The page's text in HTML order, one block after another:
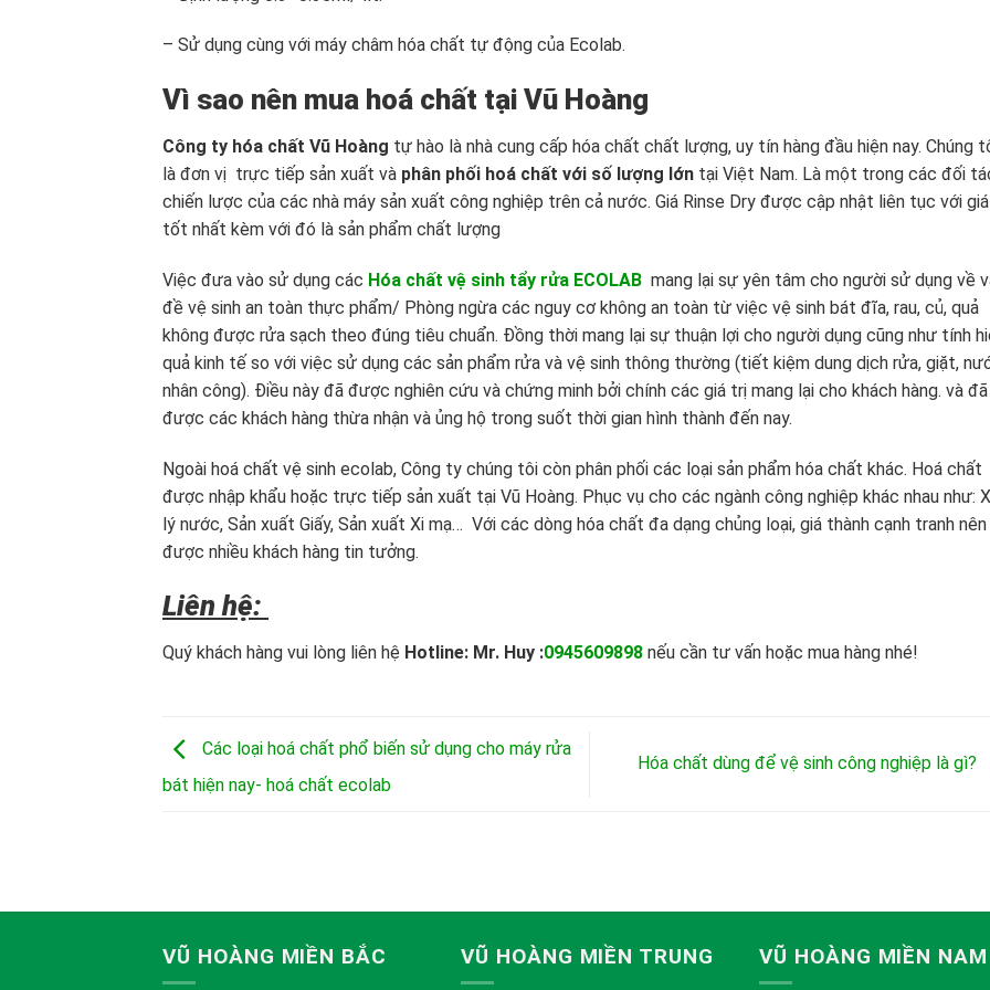
– Sử dụng cùng với máy châm hóa chất tự động của Ecolab.
Vì sao nên mua hoá chất tại Vũ Hoàng
Công ty hóa chất Vũ Hoàng tự hào là nhà cung cấp hóa chất chất lượng, uy tín hàng đầu hiện nay. Chúng
là đơn vị trực tiếp sản xuất và phân phối hoá chất với số lượng lớn tại Việt Nam. Là một trong các đối
chiến lược của các nhà máy sản xuất công nghiệp trên cả nước. Giá Rinse Dry được cập nhật liên tục với giá
tốt nhất kèm với đó là sản phẩm chất lượng
Việc đưa vào sử dụng các Hóa chất vệ sinh tẩy rửa ECOLAB mang lại sự yên tâm cho người sử dụng về
đề vệ sinh an toàn thực phẩm/ Phòng ngừa các nguy cơ không an toàn từ việc vệ sinh bát đĩa, rau, củ, quả
không được rửa sạch theo đúng tiêu chuẩn. Đồng thời mang lại sự thuận lợi cho người dụng cũng như tính
quả kinh tế so với việc sử dụng các sản phẩm rửa và vệ sinh thông thường (tiết kiệm dung dịch rửa, giặt,
nhân công). Điều này đã được nghiên cứu và chứng minh bởi chính các giá trị mang lại cho khách hàng. và đã
được các khách hàng thừa nhận và ủng hộ trong suốt thời gian hình thành đến nay.
Ngoài hoá chất vệ sinh ecolab, Công ty chúng tôi còn phân phối các loại sản phẩm hóa chất khác. Hoá chất
được nhập khẩu hoặc trực tiếp sản xuất tại Vũ Hoàng. Phục vụ cho các ngành công nghiệp khác nhau như:
lý nước, Sản xuất Giấy, Sản xuất Xi mạ… Với các dòng hóa chất đa dạng chủng loại, giá thành cạnh tranh nên
được nhiều khách hàng tin tưởng.
Liên hệ:
Quý khách hàng vui lòng liên hệ Hotline: Mr. Huy :0945609898 nếu cần tư vấn hoặc mua hàng nhé!
Các loại hoá chất phổ biến sử dụng cho máy rửa
bát hiện nay- hoá chất ecolab
Hóa chất dùng để vệ sinh công nghiệp là gì?
VŨ HOÀNG MIỀN BẮC VŨ HOÀNG MIỀN TRUNG VŨ HOÀNG MIỀN NAM